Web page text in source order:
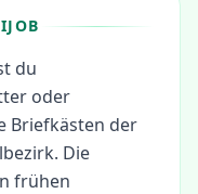
du
oder
Briefkästen der
Die
frühen